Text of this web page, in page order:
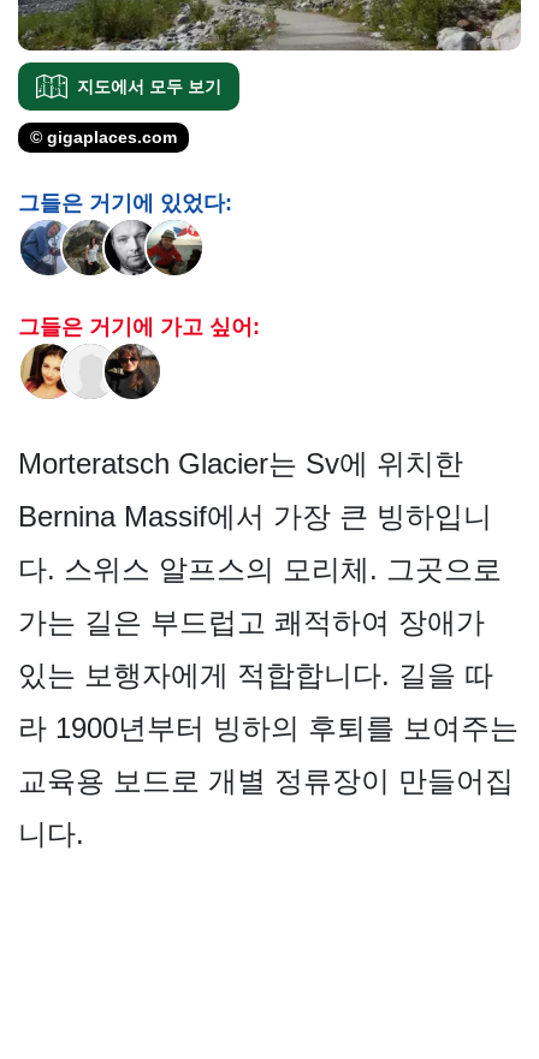
지도에서 모두 보기
© gigaplaces.com
그들은 거기에 있었다:
그들은 거기에 가고 싶어:
Morteratsch Glacier는 Sv에 위치한
Bernina Massif에서 가장 큰 빙하입니
다. 스위스 알프스의 모리체. 그곳으로
가는 길은 부드럽고 쾌적하여 장애가
있는 보행자에게 적합합니다. 길을 따
라 1900년부터 빙하의 후퇴를 보여주는
교육용 보드로 개별 정류장이 만들어집
니다.